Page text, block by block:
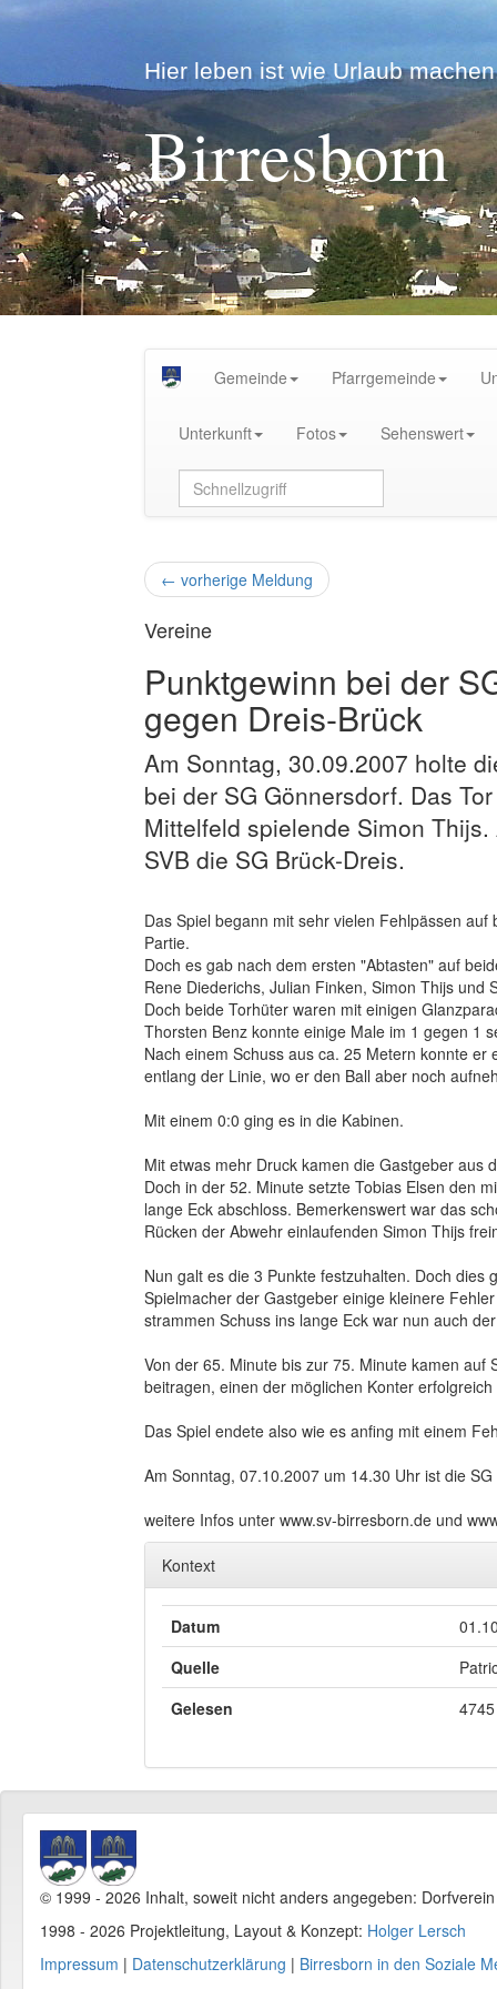
Hier leben ist wie Urlaub
Birresborn
Gemeinde Pfarrgemeinde
Unterkunft Fotos Sehenswert
← vorherige Meldung
Vereine
Punktgewinn bei der
gegen Dreis-Brück
Am Sonntag, 30.09.2007 holte
bei der SG Gönnersdorf. Das
Mittelfeld spielende Simon
SVB die SG Brück-Dreis.
Das Spiel begann mit sehr vielen Fehlpässen
Partie.
Doch es gab nach dem ersten "Abtasten" auf
Rene Diederichs, Julian Finken, Simon Thijs und
Doch beide Torhüter waren mit einigen
Thorsten Benz konnte einige Male im 1 gegen 1
Nach einem Schuss aus ca. 25 Metern konnte
entlang der Linie, wo er den Ball aber noch
Mit einem 0:0 ging es in die Kabinen.
Mit etwas mehr Druck kamen die Gastgeber aus
Doch in der 52. Minute setzte Tobias Elsen den
lange Eck abschloss. Bemerkenswert war das
Rücken der Abwehr einlaufenden Simon Thijs
Nun galt es die 3 Punkte festzuhalten. Doch
Spielmacher der Gastgeber einige kleinere
strammen Schuss ins lange Eck war nun auch
Von der 65. Minute bis zur 75. Minute kamen auf
beitragen, einen der möglichen Konter
Das Spiel endete also wie es anfing mit einem
Am Sonntag, 07.10.2007 um 14.30 Uhr ist die
weitere Infos unter www.sv-birresborn.de und
Kontext
Datum
Quelle
Gelesen
© 1999 - 2026 Inhalt, soweit nicht anders angegeben:
1998 - 2026 Projektleitung, Layout & Konzept: Holger Lersch
Impressum | Datenschutzerklärung | Birresborn in den Soziale